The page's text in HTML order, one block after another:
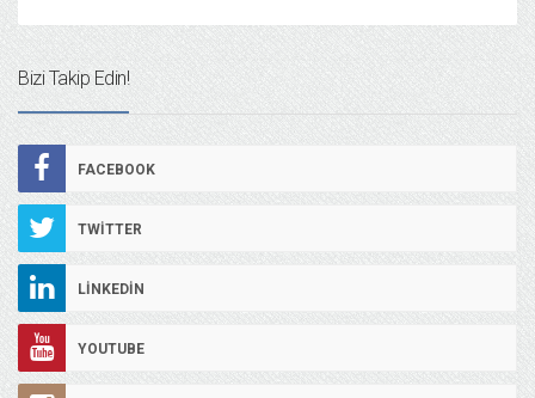
Bizi Takip Edin!
FACEBOOK
TWITTER
LINKEDIN
YOUTUBE